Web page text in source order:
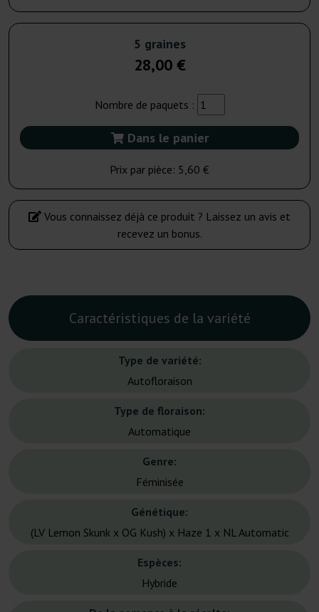
5 graines
28,00 €
Nombre de paquets :
Dans le panier
Prix par pièce: 5,60 €
Vous connaissez déjà ce produit ? Laissez un avis et
recevez un bonus.
Caractéristiques de la variété
Type de variété:
Autofloraison
Type de floraison:
Automatique
Genre:
Féminisée
Génétique:
(LV Lemon Skunk x OG Kush) x Haze 1 x NL Automatic
Espèces:
Hybride